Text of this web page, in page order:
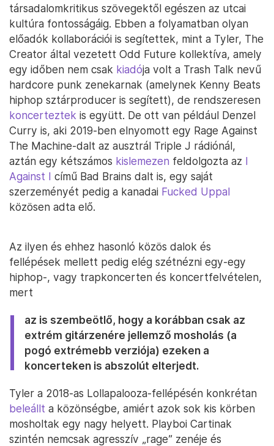
társadalomkritikus szövegektől egészen az utcai
kultúra fontosságáig. Ebben a folyamatban olyan
előadók kollaborációi is segítettek, mint a Tyler, The
Creator által vezetett Odd Future kollektíva, amely
egy időben nem csak kiadója volt a Trash Talk nevű
hardcore punk zenekarnak (amelynek Kenny Beats
hiphop sztárproducer is segített), de rendszeresen
koncerteztek is együtt. De ott van például Denzel
Curry is, aki 2019-ben elnyomott egy Rage Against
The Machine-dalt az ausztrál Triple J rádiónál,
aztán egy kétszámos kislemezen feldolgozta az I
Against I című Bad Brains dalt is, egy saját
szerzeményét pedig a kanadai Fucked Uppal
közösen adta elő.
Az ilyen és ehhez hasonló közös dalok és
fellépések mellett pedig elég szétnézni egy-egy
hiphop-, vagy trapkoncerten és koncertfelvételen,
mert
az is szembeötlő, hogy a korábban csak az
extrém gitárzenére jellemző mosholás (a
pogó extrémebb verziója) ezeken a
koncerteken is abszolút elterjedt.
Tyler a 2018-as Lollapalooza-fellépésén konkrétan
beleállt a közönségbe, amiért azok sok kis körben
mosholtak egy nagy helyett. Playboi Cartinak
szintén nemcsak agresszív „rage” zenéje és